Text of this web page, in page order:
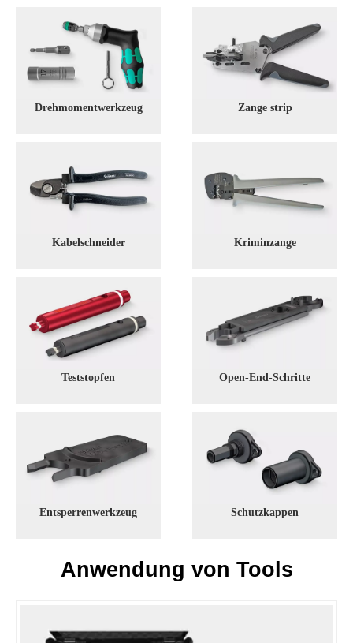
Drehmomentwerkzeug Zange strip
Kabelschneider Kriminzange
Teststopfen Open-End-Schritte
Entsperrenwerkzeug Schutzkappen
Anwendung von Tools